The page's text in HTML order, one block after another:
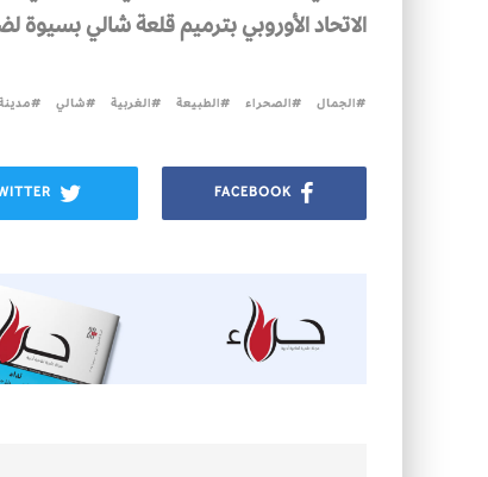
الاتحاد الأوروبي بترميم قلعة شالي
الجمال الصحراء الطبيعة الغربية شالي
FACEBOOK